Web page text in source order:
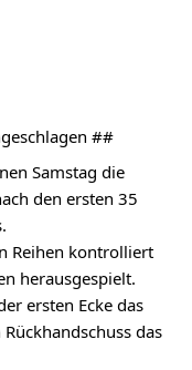
##
Samstag die
den ersten 35
Reihen kontrolliert
herausgespielt.
ersten Ecke das
das